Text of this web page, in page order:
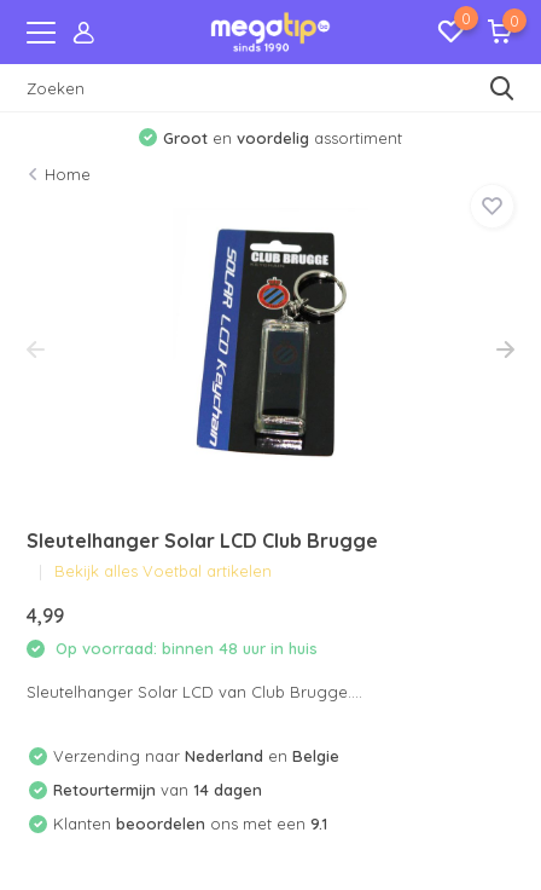
0 0
Groot envoordelig assortiment
Home
Sleutelhanger Solar LCD Club Brugge
Bekijk alles Voetbal artikelen
4,99
Op voorraad: binnen 48 uur in huis
Sleutelhanger Solar LCD van Club Brugge....
Verzending naarNederland enBelgie
Retourtermijn van 14 dagen
Klantenbeoordelen ons met een9.1